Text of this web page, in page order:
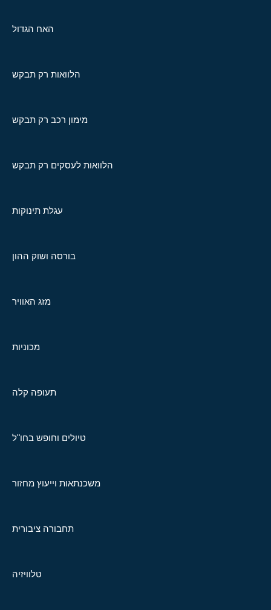
האח הגדול
הלוואות רק תבקש
מימון רכב רק תבקש
הלוואות לעסקים רק תבקש
עגלת תינוקות
בורסה ושוק ההון
מזג האוויר
מכוניות
תעופה קלה
טיולים וחופש בחו"ל
משכנתאות וייעוץ מחזור
תחבורה ציבורית
טלוויזיה